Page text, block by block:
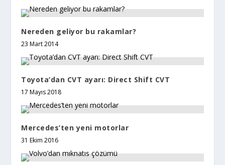
Nereden geliyor bu rakamlar?
23 Mart 2014
Toyota’dan CVT ayarı: Direct Shift CVT
17 Mayıs 2018
Mercedes’ten yeni motorlar
31 Ekim 2016